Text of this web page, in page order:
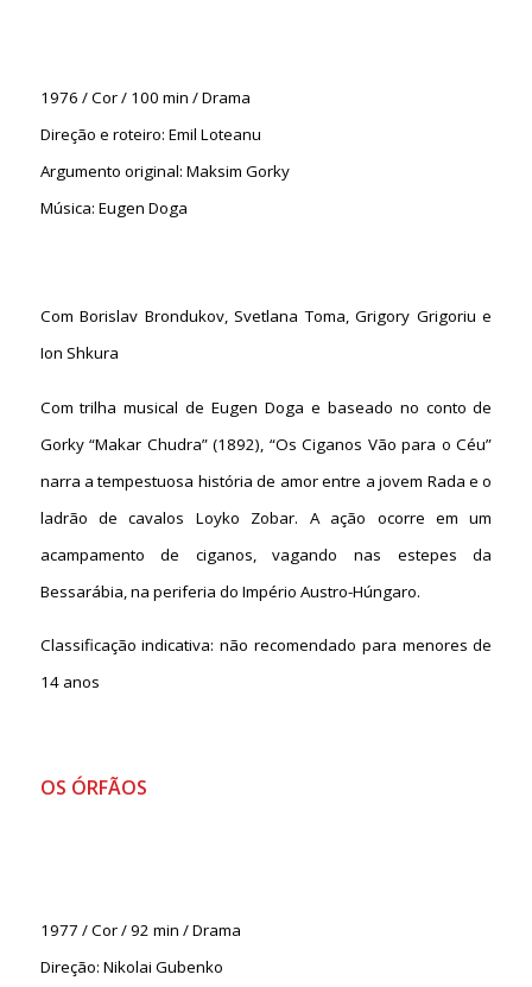
1976 / Cor / 100 min / Drama
Direção e roteiro: Emil Loteanu
Argumento original: Maksim Gorky
Música: Eugen Doga
Com Borislav Brondukov, Svetlana Toma, Grigory Grigoriu e
Ion Shkura
Com trilha musical de Eugen Doga e baseado no conto de
Gorky “Makar Chudra” (1892), “Os Ciganos Vão para o Céu”
narra a tempestuosa história de amor entre a jovem Rada e o
ladrão de cavalos Loyko Zobar. A ação ocorre em um
acampamento de ciganos, vagando nas estepes da
Bessarábia, na periferia do Império Austro-Húngaro.
Classificação indicativa: não recomendado para menores de
14 anos
OS ÓRFÃOS
1977 / Cor / 92 min / Drama
Direção: Nikolai Gubenko